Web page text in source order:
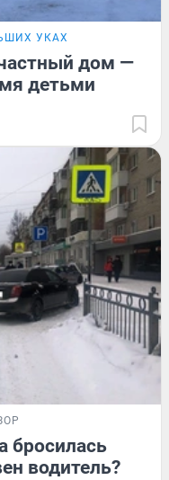
УКАХ
дом —
детьми
бросилась
водитель?